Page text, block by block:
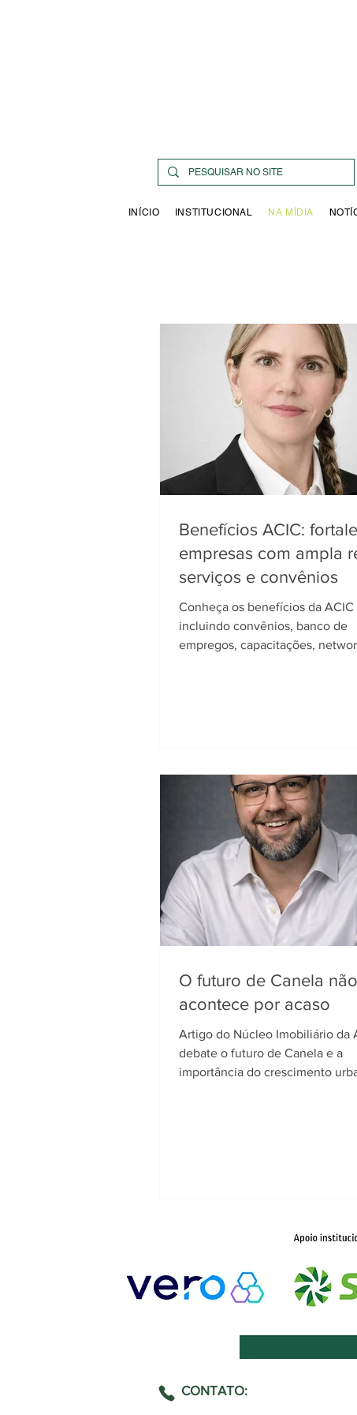
INÍCIO INSTITUCIONAL NA MÍDIA
Benefícios ACIC:
empresas com ampla
serviços e convênios
Conheça os benefícios da ACIC
incluindo convênios, banco de
empregos, capacitações,
O futuro de Canela não
acontece por acaso
Artigo do Núcleo Imobiliário da
debate o futuro de Canela e a
importância do crescimento
CONTATO: